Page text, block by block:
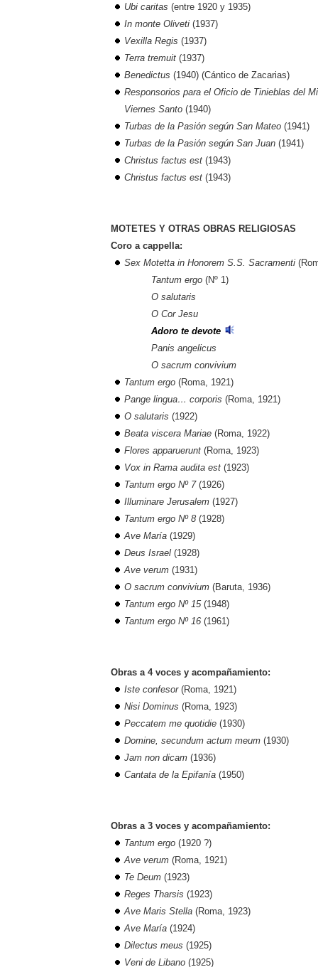
Ubi caritas (entre 1920 y 1935)
In monte Oliveti (1937)
Vexilla Regis (1937)
Terra tremuit (1937)
Benedictus (1940) (Cántico de Zacarias)
Responsorios para el Oficio de Tinieblas del
Viernes Santo (1940)
Turbas de la Pasión según San Mateo (1941)
Turbas de la Pasión según San Juan (1941)
Christus factus est (1943)
Christus factus est (1943)
MOTETES Y OTRAS OBRAS RELIGIOSAS
Coro a cappella:
Sex Motetta in Honorem S.S. Sacramenti
Tantum ergo (Nº 1)
O salutaris
O Cor Jesu
Adoro te devote
Panis angelicus
O sacrum convivium
Tantum ergo (Roma, 1921)
Pange lingua… corporis (Roma, 1921)
O salutaris (1922)
Beata viscera Mariae (Roma, 1922)
Flores apparuerunt (Roma, 1923)
Vox in Rama audita est (1923)
Tantum ergo Nº 7(1926)
Illuminare Jerusalem (1927)
Tantum ergo Nº 8 (1928)
Ave María (1929)
Deus Israel (1928)
Ave verum (1931)
O sacrum convivium (Baruta, 1936)
Tantum ergo Nº 15(1948)
Tantum ergo Nº 16 (1961)
Obras a 4 voces y acompañamiento:
Iste confesor(Roma, 1921)
Nisi Dominus (Roma, 1923)
Peccatem me quotidie (1930)
Domine, secundum actum meum (1930)
Jam non dicam (1936)
Cantata de la Epifanía (1950)
Obras a 3 voces y acompañamiento:
Tantum ergo (1920 ?)
Ave verum (Roma, 1921)
Te Deum (1923)
Reges Tharsis (1923)
Ave Maris Stella (Roma, 1923)
Ave María (1924)
Dilectus meus (1925)
Veni de Libano (1925)